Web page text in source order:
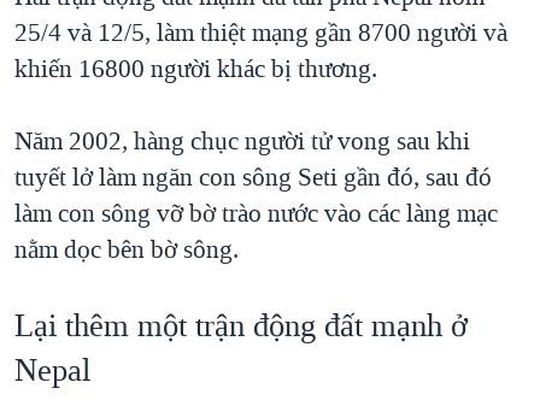
25/4 và 12/5, làm thiệt mạng gần 8700 người và
khiến 16800 người khác bị thương.
Năm 2002, hàng chục người tử vong sau khi
tuyết lở làm ngăn con sông Seti gần đó, sau đó
làm con sông vỡ bờ trào nước vào các làng mạc
nằm dọc bên bờ sông.
Lại thêm một trận động đất mạnh ở
Nepal